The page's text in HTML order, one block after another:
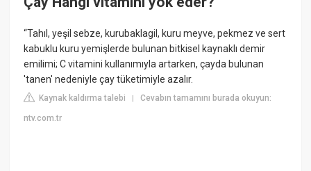
“Tahıl, yeşil sebze, kurubaklagil, kuru meyve, pekmez ve sert
kabuklu kuru yemişlerde bulunan bitkisel kaynaklı demir
emilimi; C vitamini kullanımıyla artarken, çayda bulunan
'tanen' nedeniyle çay tüketimiyle azalır.
Kaynak kaldırma talebi |Cevabın tamamını burada okuyun:
ntv.com.tr